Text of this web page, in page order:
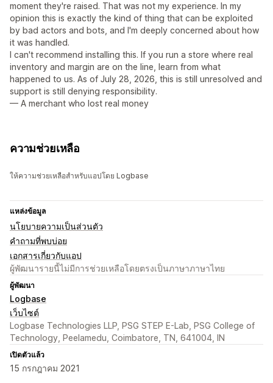
moment they're raised. That was not my experience. In my
opinion this is exactly the kind of thing that can be exploited
by bad actors and bots, and I'm deeply concerned about how
it was handled.
I can't recommend installing this. If you run a store where real
inventory and margin are on the line, learn from what
happened to us. As of July 28, 2026, this is still unresolved and
support is still denying responsibility.
— A merchant who lost real money
ความช่วยเหลือ
ให้ความช่วยเหลือสำหรับแอปโดย Logbase
แหล่งข้อมูล
นโยบายความเป็นส่วนตัว
คำถามที่พบบ่อย
เอกสารเกี่ยวกับแอป
ผู้พัฒนารายนี้ไม่มีการช่วยเหลือโดยตรงเป็นภาษาภาษาไทย
ผู้พัฒนา
Logbase
เว็บไซต์
Logbase Technologies LLP, PSG STEP E-Lab, PSG College of
Technology, Peelamedu, Coimbatore, TN, 641004, IN
เปิดตัวแล้ว
15 กรกฎาคม 2021